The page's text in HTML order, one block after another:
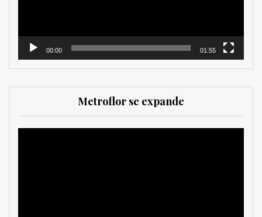
00:00 01:55
Metroflor se expande